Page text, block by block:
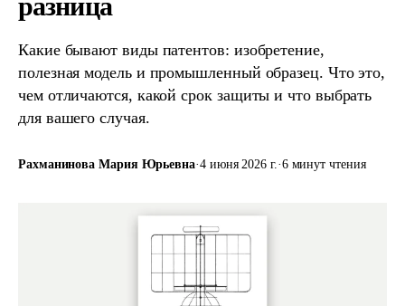
Какие бывают виды патентов: изобретение,
полезная модель и промышленный образец. Что это,
чем отличаются, какой срок защиты и что выбрать
для вашего случая.
Рахманинова Мария Юрьевна·4 июня 2026 г.·6 минут чтения